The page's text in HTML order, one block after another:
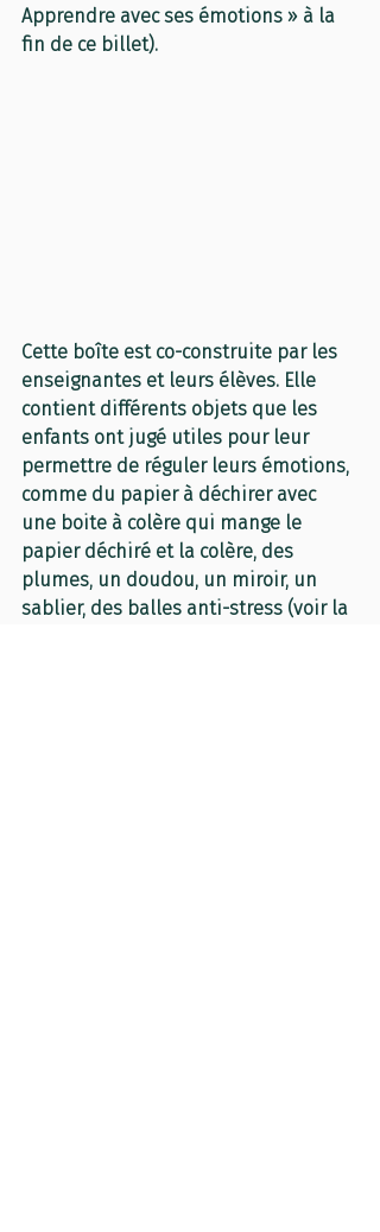
Apprendre avec ses émotions » à la
fin de ce billet).
Cette boîte est co-construite par les
enseignantes et leurs élèves. Elle
contient différents objets que les
enfants ont jugé utiles pour leur
permettre de réguler leurs émotions,
comme du papier à déchirer avec
une boite à colère qui mange le
papier déchiré et la colère, des
plumes, un doudou, un miroir, un
sablier, des balles anti-stress (voir la